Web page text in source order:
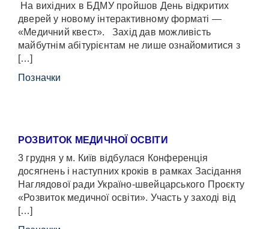
На вихідних в БДМУ пройшов День відкритих
дверей у новому інтерактивному форматі —
«Медичний квест». Захід дав можливість
майбутнім абітурієнтам не лише ознайомитися з
[…]
Позначки
РОЗВИТОК МЕДИЧНОЇ ОСВІТИ
3 грудня у м. Київ відбулася Конференція
досягнень і наступних кроків в рамках Засідання
Наглядової ради Україно-швейцарського Проєкту
«Розвиток медичної освіти». Участь у заході від
[…]